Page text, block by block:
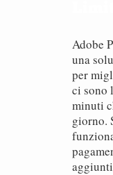
Adobe
una
per
ci sono
minuti
giorno.